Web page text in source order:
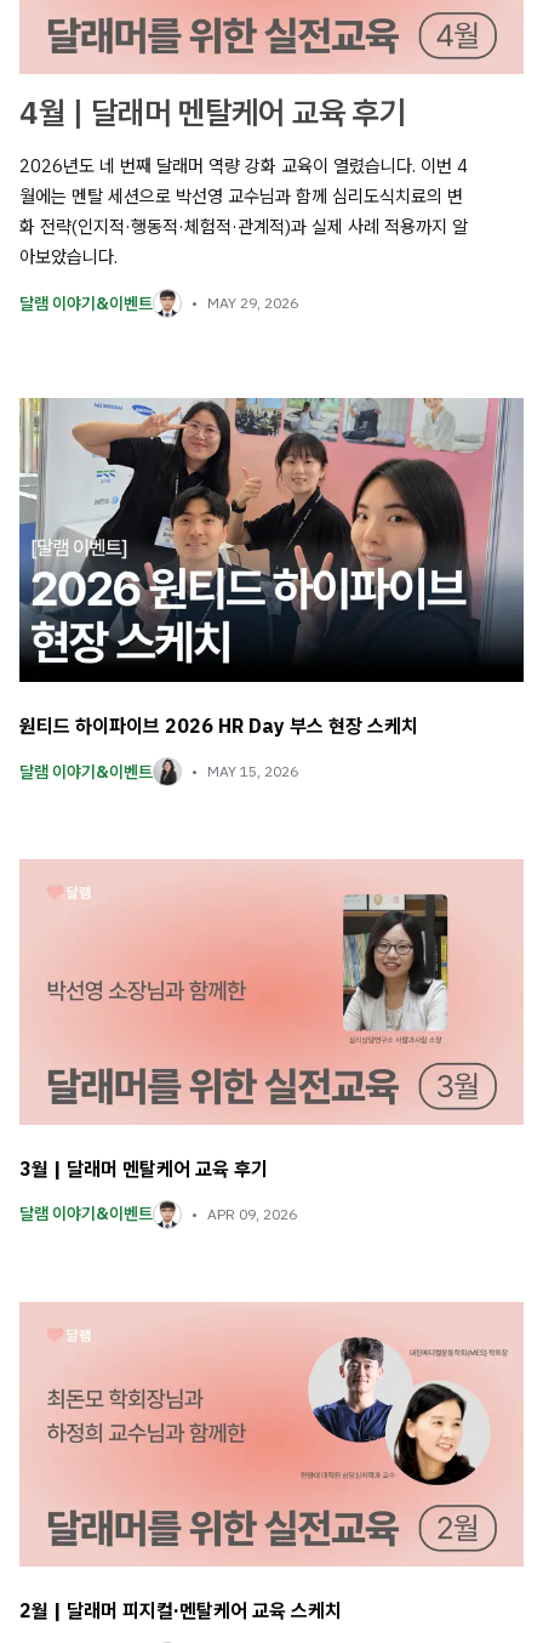
4월 | 달래머 멘탈케어 교육 후기
2026년도 네 번째 달래머 역량 강화 교육이 열렸습니다. 이번 4
월에는 멘탈 세션으로 박선영 교수님과 함께 심리도식치료의 변
화 전략(인지적·행동적·체험적·관계적)과 실제 사례 적용까지 알
아보았습니다.
달램 이야기&이벤트 MAY 29, 2026
원티드 하이파이브 2026 HR Day 부스 현장 스케치
달램 이야기&이벤트 MAY 15, 2026
3월 | 달래머 멘탈케어 교육 후기
달램 이야기&이벤트 APR 09, 2026
2월 | 달래머 피지컬·멘탈케어 교육 스케치